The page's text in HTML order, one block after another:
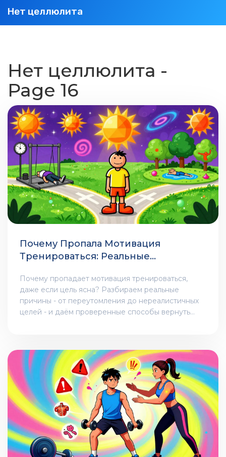
Нет целлюлита
Нет целлюлита -
Page 16
Почему Пропала Мотивация
Тренироваться: Реальные
Почему пропадает мотивация тренироваться,
даже если цель ясна? Разбираем реальные
причины - от переутомления до нереалистичных
целей - и даём проверенные способы вернуть